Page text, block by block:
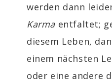
werden dann
Karma entfaltet;
diesem Leben,
einem nächsten
oder eine andere